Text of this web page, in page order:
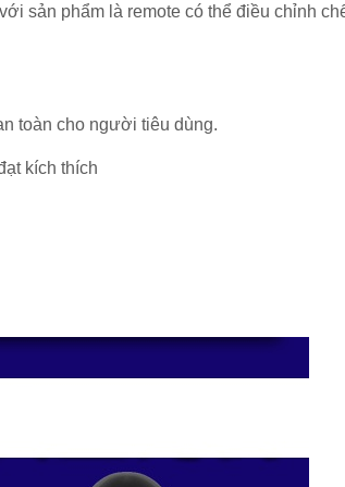
sản phẩm là remote có thể điều chỉnh
toàn cho người tiêu dùng.
kích thích